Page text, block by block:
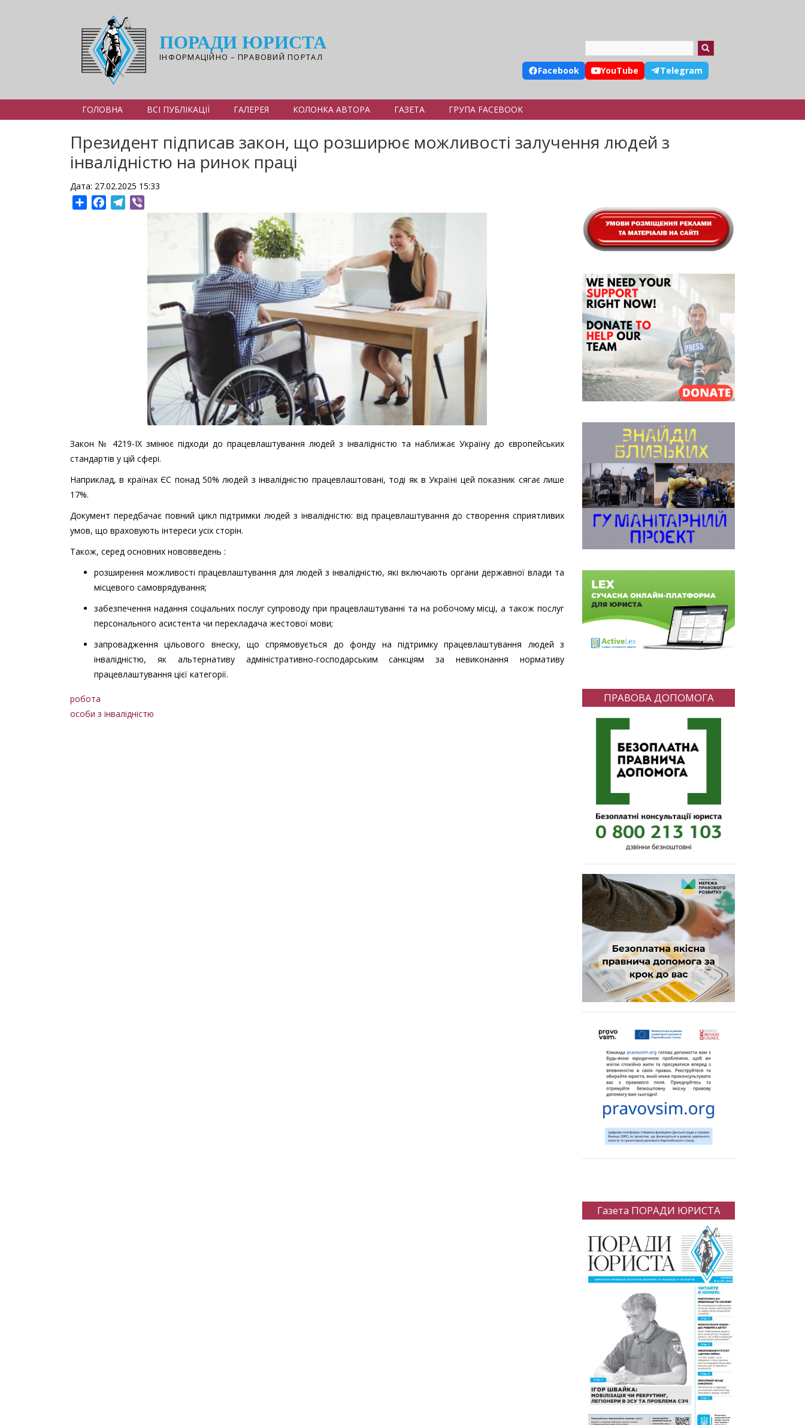
ПОРАДИ ЮРИСТА
ІНФОРМАЦІЙНО – ПРАВОВИЙ ПОРТАЛ
Facebook YouTube Telegram
ГОЛОВНА ВСІ ПУБЛІКАЦІЇ ГАЛЕРЕЯ КОЛОНКА АВТОРА ГАЗЕТА ГРУПА FACEBOOK
Президент підписав закон, що розширює можливості залучення людей з
інвалідністю на ринок праці
Дата: 27.02.2025 15:33
ShareFacebookTelegram
Закон № 4219-IX змінює підходи до працевлаштування людей з інвалідністю та наближає Україну до європейських
стандартів у цій сфері.
Наприклад, в країнах ЄС понад 50% людей з інвалідністю працевлаштовані, тоді як в Україні цей показник сягає лише
17%.
Документ передбачає повний цикл підтримки людей з інвалідністю: від працевлаштування до створення сприятливих
умов, що враховують інтереси усіх сторін.
Також, серед основних нововведень :
розширення можливості працевлаштування для людей з інвалідністю, які включають органи державної влади та
місцевого самоврядування;
забезпечення надання соціальних послуг супроводу при працевлаштуванні та на робочому місці, а також послуг
персонального асистента чи перекладача жестової мови;
запровадження цільового внеску, що спрямовується до фонду на підтримку працевлаштування людей з
інвалідністю, як альтернативу адміністративно-господарським санкціям за невиконання нормативу
працевлаштування цієї категорії.
робота
особи з інвалідністю
ПРАВОВА ДОПОМОГА
Газета ПОРАДИ ЮРИСТА